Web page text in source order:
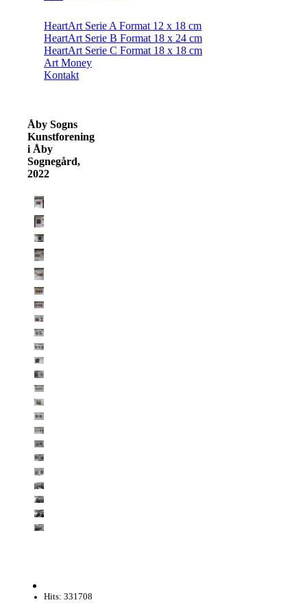
HeartArt Serie A Format 12 x 18 cm
HeartArt Serie B Format 18 x 24 cm
HeartArt Serie C Format 18 x 18 cm
Art Money
Kontakt
Åby Sogns
Kunstforening
i Åby
Sognegård,
2022
Hits: 331708